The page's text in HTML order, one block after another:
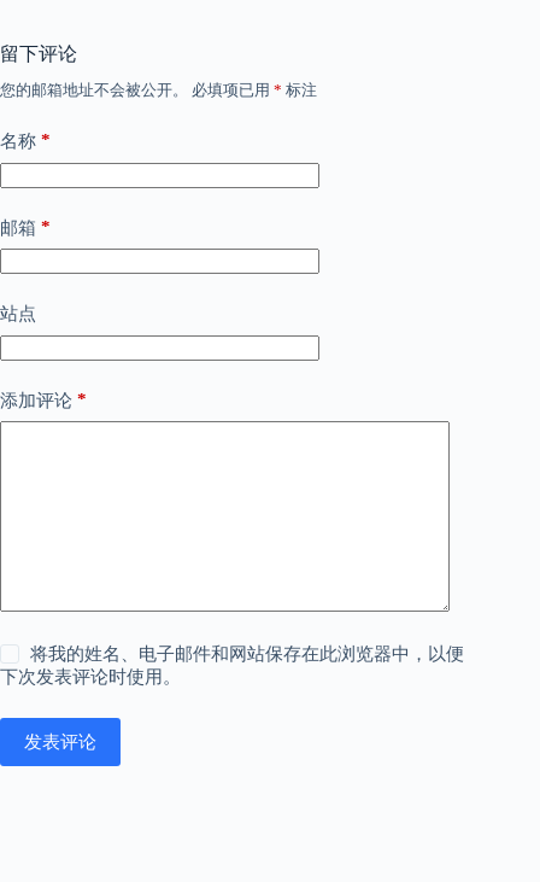
留下评论
您的邮箱地址不会被公开。 必填项已用 * 标注
名称 *
邮箱 *
站点
添加评论 *
将我的姓名、电子邮件和网站保存在此浏览器中，以便
下次发表评论时使用。
发表评论